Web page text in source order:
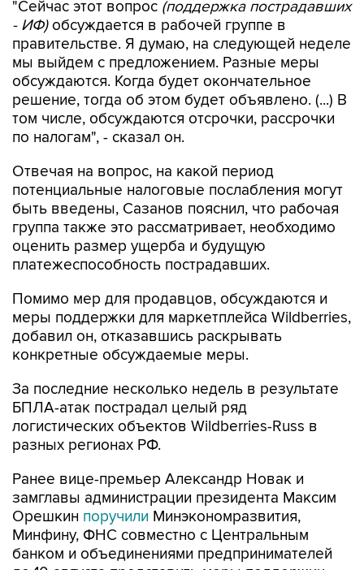
правительстве. Я думаю, на следующей неделе
мы выйдем с предложением. Разные меры
обсуждаются. Когда будет окончательное
решение, тогда об этом будет объявлено. (...) В
том числе, обсуждаются отсрочки, рассрочки
по налогам", - сказал он.
Отвечая на вопрос, на какой период
быть введены, Сазанов пояснил, что рабочая
группа также это рассматривает, необходимо
оценить размер ущерба и будущую
платежеспособность пострадавших.
Помимо мер для продавцов, обсуждаются и
добавил он, отказавшись раскрывать
конкретные обсуждаемые меры.
За последние несколько недель в результате
логистических объектов Wildberries-Russ в
разных регионах РФ.
Ранее вице-премьер Александр Новак и
ОрешкинпоручилиМинэкономразвития,
Минфину, ФНС совместно с Центральным
банком и объединениями предпринимателей
до 10 августа представить меры поддержки
продавцов, чьи товары пострадали в